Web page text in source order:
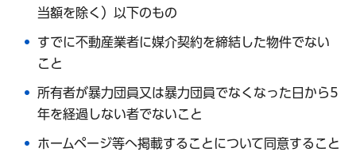
当額を除く）以下のもの
すでに不動産業者に媒介契約を締結した物件でない
こと
所有者が暴力団員又は暴力団員でなくなった日から5
年を経過しない者でないこと
ホームページ等へ掲載することについて同意すること